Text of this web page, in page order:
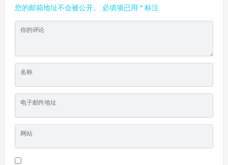
您的邮箱地址不会被公开。 必填项已用* 标注
你的评论
名称
电子邮件地址
网站